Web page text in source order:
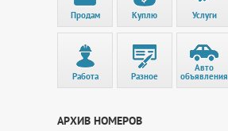
Продам Куплю Услуги
Работа Разное
Авто
объявления
АРХИВ НОМЕРОВ